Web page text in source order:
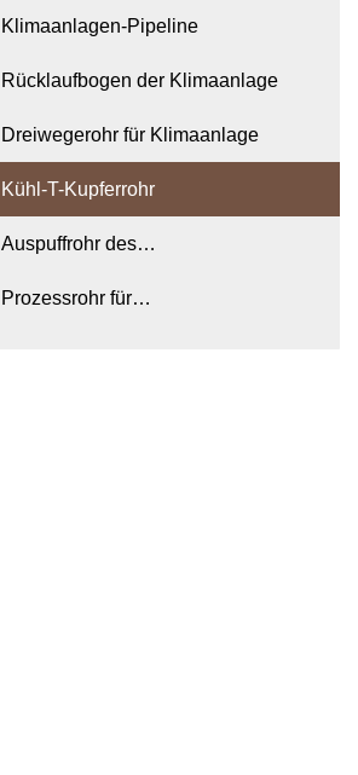
Klimaanlagen-Pipeline
Rücklaufbogen der Klimaanlage
Dreiwegerohr für Klimaanlage
Kühl-T-Kupferrohr
Auspuffrohr des
Kühlschrankkompressors
Prozessrohr für